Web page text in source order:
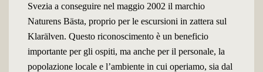
Svezia a conseguire nel maggio 2002 il marchio
Naturens Bästa, proprio per le escursioni in zattera sul
Klarälven. Questo riconoscimento è un beneficio
importante per gli ospiti, ma anche per il personale, la
popolazione locale e l’ambiente in cui operiamo, sia dal